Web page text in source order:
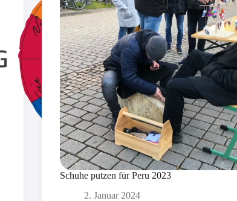
Schuhe putzen für Peru 2023
2. Januar 2024